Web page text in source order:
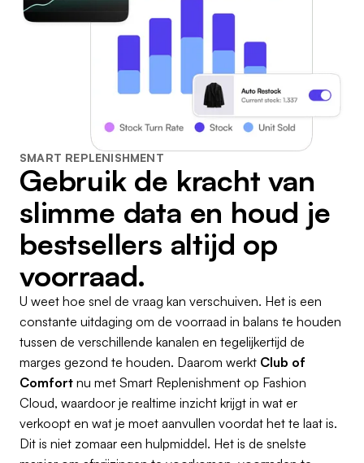
SMART REPLENISHMENT
Gebruik de kracht van
slimme data en houd je
bestsellers altijd op
voorraad.
U weet hoe snel de vraag kan verschuiven. Het is een
constante uitdaging om de voorraad in balans te houden
tussen de verschillende kanalen en tegelijkertijd de
marges gezond te houden. Daarom werkt Club of
Comfort nu met Smart Replenishment op Fashion
Cloud, waardoor je realtime inzicht krijgt in wat er
verkoopt en wat je moet aanvullen voordat het te laat is.
Dit is niet zomaar een hulpmiddel. Het is de snelste